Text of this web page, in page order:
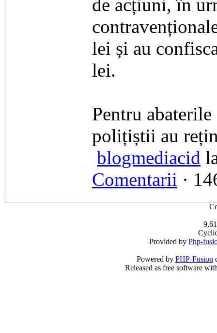
de acțiuni, în
lei și au
lei.
Pentru
polițiștii au
blogmediacid
Comentarii ·
Provided by Php-
Powered by PHP-Fusion
Released as free software